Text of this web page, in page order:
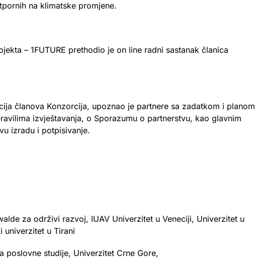
na klimatske promjene.
– 1FUTURE prethodio je on line radni sastanak članica
članova Konzorcija, upoznao je partnere sa zadatkom i planom
izvještavanja, o Sporazumu o partnerstvu, kao glavnim
izradu i potpisivanje.
za održivi razvoj, IUAV Univerzitet u Veneciji, Univerzitet u
univerzitet u Tirani
poslovne studije, Univerzitet Crne Gore,